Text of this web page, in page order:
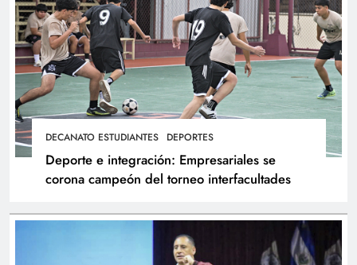
DECANATO ESTUDIANTES DEPORTES
Deporte e integración: Empresariales se
corona campeón del torneo interfacultades